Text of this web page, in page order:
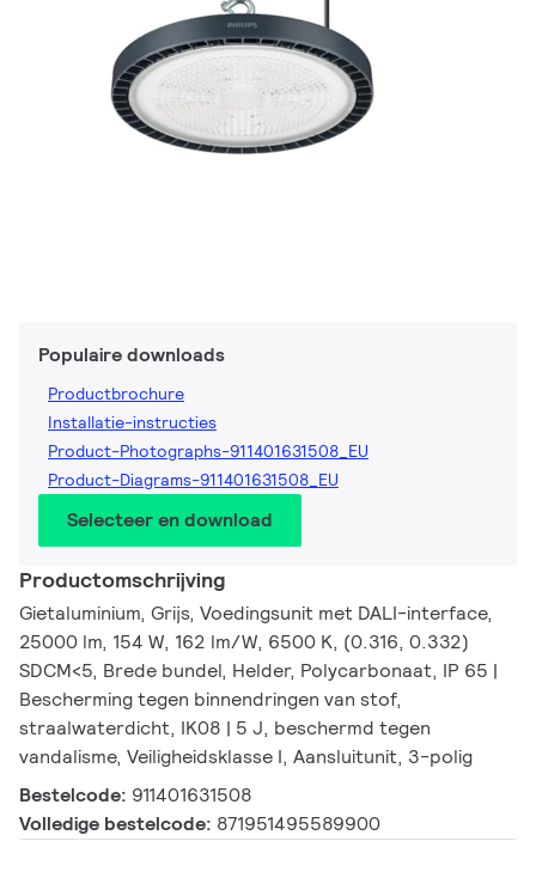
Populaire downloads
Productbrochure
Installatie-instructies
Product-Photographs-911401631508_EU
Product-Diagrams-911401631508_EU
Selecteer en download
Productomschrijving
Gietaluminium, Grijs, Voedingsunit met DALI-interface,
25000 lm, 154 W, 162 lm/W, 6500 K, (0.316, 0.332)
SDCM<5, Brede bundel, Helder, Polycarbonaat, IP 65 |
Bescherming tegen binnendringen van stof,
straalwaterdicht, IK08 | 5 J, beschermd tegen
vandalisme, Veiligheidsklasse I, Aansluitunit, 3-polig
Bestelcode: 911401631508
Volledige bestelcode: 871951495589900